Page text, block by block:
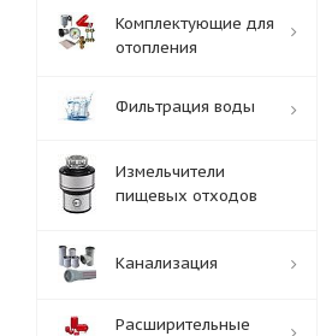
Комплектующие для
отопления
Фильтрация воды
Измельчители
пищевых отходов
Канализация
Расширительные